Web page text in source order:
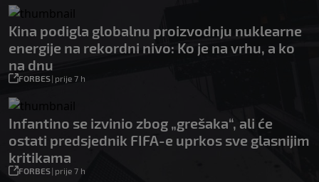
Kina podigla globalnu proizvodnju nuklearne
energije na rekordni nivo: Ko je na vrhu, a ko
na dnu
FORBES| prije 7 h
Infantino se izvinio zbog „grešaka“, ali će
ostati predsjednik FIFA-e uprkos sve glasnijim
kritikama
FORBES| prije 7 h